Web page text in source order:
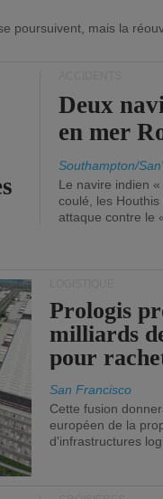
poursuivent, mais la
Deux
en mer
Southampton/
Le navire indien
coulé, les
attaque contre le
Prologis
milliards
pour
San Francisco
Cette fusion
européen de la
d'infrastructures